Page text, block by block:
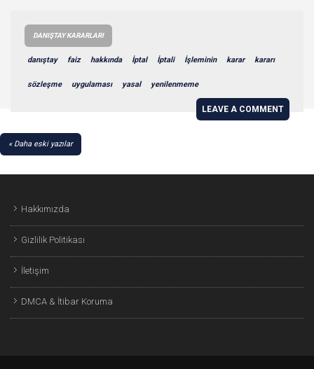
DANIŞTAY KARARLARI
danıştay faiz hakkında İptal İptali İşleminin karar kararı
sözleşme uygulaması yasal yenilenmeme
LEAVE A COMMENT
YAZI
Daha eski yazılar
Hakkımızda
Gizlilik Politikası
İletişim
DMCA & İtibar Koruma